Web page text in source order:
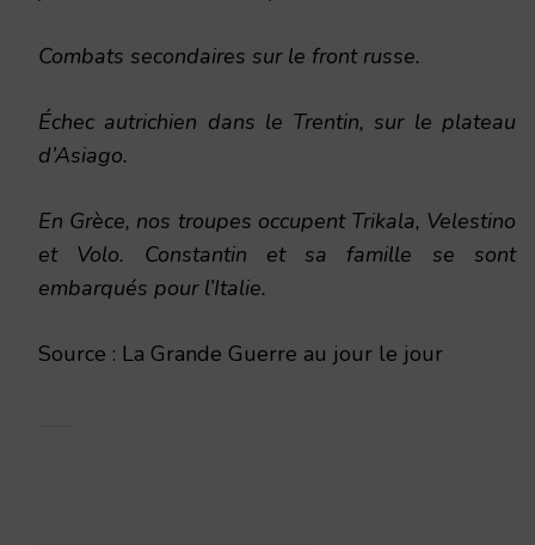
Combats secondaires sur le front russe.
Échec autrichien dans le Trentin, sur le plateau
d’Asiago.
En Grèce, nos troupes occupent Trikala, Velestino
et Volo. Constantin et sa famille se sont
embarqués pour l’Italie.
Source : La Grande Guerre au jour le jour